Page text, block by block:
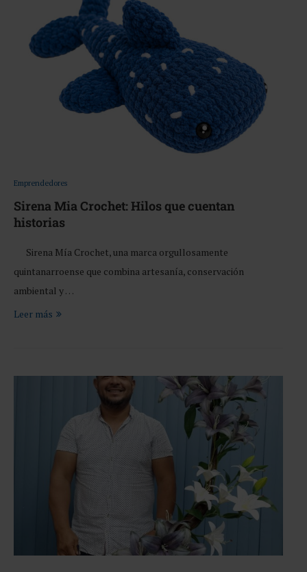
Emprendedores
Sirena Mia Crochet: Hilos que cuentan
historias
Sirena Mía Crochet, una marca orgullosamente
quintanarroense que combina artesanía, conservación
ambiental y …
Leer más